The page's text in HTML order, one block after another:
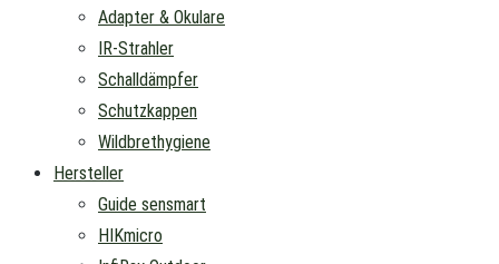
Adapter & Okulare
IR-Strahler
Schalldämpfer
Schutzkappen
Wildbrethygiene
Hersteller
Guide sensmart
HIKmicro